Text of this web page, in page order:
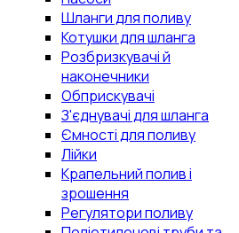
Шланги для поливу
Котушки для шланга
Розбризкувачі й
наконечники
Обприскувачі
З'єднувачі для шланга
Ємності для поливу
Лійки
Крапельний полив і
зрошення
Регулятори поливу